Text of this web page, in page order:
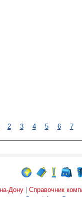
2 3 4 5 6 7
Дону
Справочник